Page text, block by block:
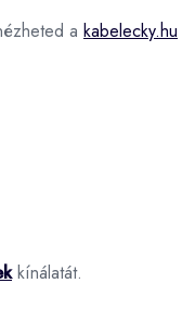
a kabelecky.hu
kínálatát.